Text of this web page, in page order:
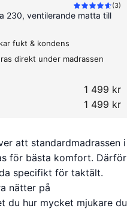
(3)
230, ventilerande matta till
fukt & kondens
direkt under madrassen
1 499 kr
1 499 kr
att standardmadrassen i
för bästa komfort. Därför
specifikt för taktält.
nätter på
du hur mycket mjukare du